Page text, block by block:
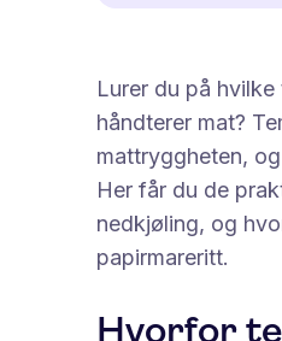
Digital
lett å
Lurer du på
håndterer mat?
mattryggheten,
Her får du de
nedkjøling, og
papirmareritt.